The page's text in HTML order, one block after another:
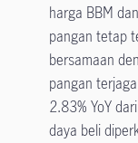
harga BBM
pangan tetap
bersamaan
pangan
2.83% YoY
daya beli